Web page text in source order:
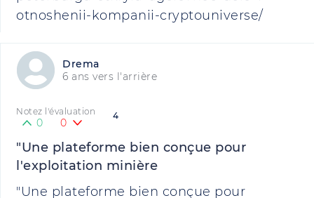
otnoshenii-kompanii-cryptouniverse/
Drema
6 ans vers l'arrière
4
Notez l'évaluation
0 0
"Une plateforme bien conçue pour
l'exploitation minière
"Une plateforme bien conçue pour